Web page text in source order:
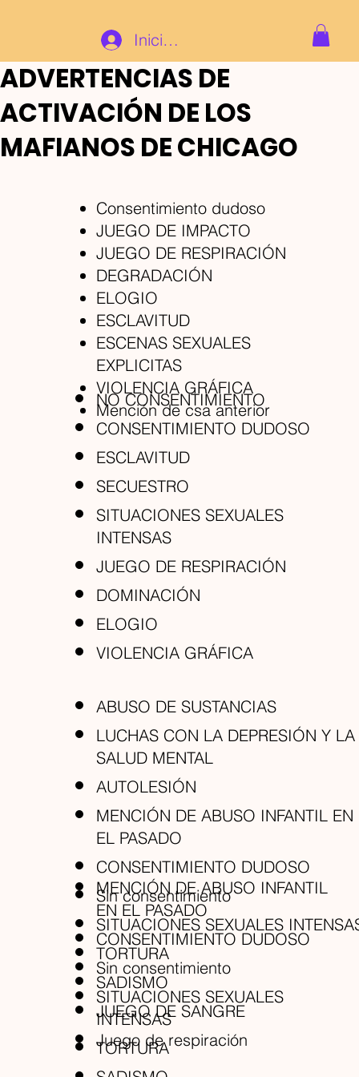
Iniciar sesión
ADVERTENCIAS DE
ACTIVACIÓN DE LOS
MAFIANOS DE CHICAGO
Consentimiento dudoso
JUEGO DE IMPACTO
JUEGO DE RESPIRACIÓN
DEGRADACIÓN
ELOGIO
ESCLAVITUD
ESCENAS SEXUALES
EXPLICITAS
VIOLENCIA GRÁFICA
Mención de csa anterior
NO CONSENTIMIENTO
CONSENTIMIENTO DUDOSO
ESCLAVITUD
SECUESTRO
SITUACIONES SEXUALES
INTENSAS
JUEGO DE RESPIRACIÓN
DOMINACIÓN
ELOGIO
VIOLENCIA GRÁFICA
ABUSO DE SUSTANCIAS
LUCHAS CON LA DEPRESIÓN Y LA
SALUD MENTAL
AUTOLESIÓN
MENCIÓN DE ABUSO INFANTIL EN
EL PASADO
CONSENTIMIENTO DUDOSO
Sin consentimiento
SITUACIONES SEXUALES
TORTURA
SADISMO
JUEGO DE SANGRE
Juego de respiración
MENCIÓN DE ABUSO INFANTIL
EN EL PASADO
CONSENTIMIENTO DUDOSO
Sin consentimiento
SITUACIONES SEXUALES
INTENSAS
TORTURA